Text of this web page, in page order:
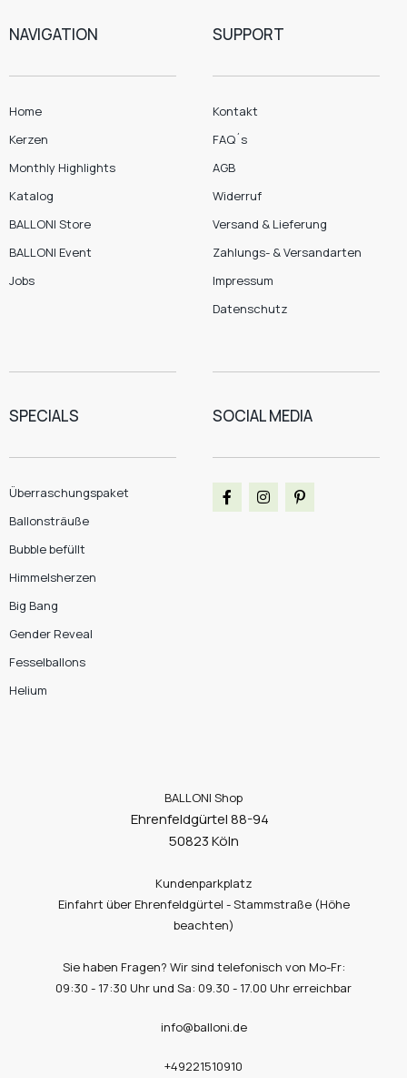
NAVIGATION
Home
Kerzen
Monthly Highlights
Katalog
BALLONI Store
BALLONI Event
Jobs
SUPPORT
Kontakt
FAQ´s
AGB
Widerruf
Versand & Lieferung
Zahlungs- & Versandarten
Impressum
Datenschutz
SPECIALS
Überraschungspaket
Ballonsträuße
Bubble befüllt
Himmelsherzen
Big Bang
Gender Reveal
Fesselballons
Helium
SOCIAL MEDIA
BALLONI Shop
Ehrenfeldgürtel 88-94
50823 Köln
Kundenparkplatz
Einfahrt über Ehrenfeldgürtel - Stammstraße (Höhe
beachten)
Sie haben Fragen? Wir sind telefonisch von Mo-Fr:
09:30 - 17:30 Uhr und Sa: 09.30 - 17.00 Uhr erreichbar
info@balloni.de
+49221510910